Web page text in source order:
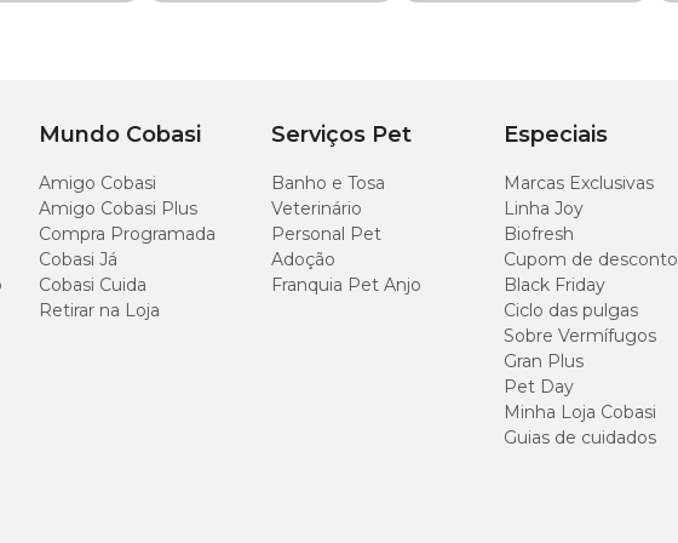
3 pipetas
sendo apresentado em um tubo que possui uma capacidade mínima de 6 mg de
sem que o local da aplicação seja massageado. Não aplique se houver rachaduras ou feridas
animal de estimação, consulte a bula do Revolution 12%
, e se ainda houver qualquer dúvida,
Mundo Cobasi
Amigo Cobasi
Amigo Cobasi Plus
Compra Programada
Cobasi Já
Cobasi Cuida
Retirar na Loja
Serviços Pet
Banho e Tosa
Veterinário
Personal Pet
Adoção
Franquia Pet Anjo
Especiais
Marcas Exclusivas
Linha Joy
Biofresh
Cupom de desconto
Black Friday
Ciclo das pulgas
Sobre Vermífugos
Gran Plus
Pet Day
Minha Loja Cobasi
Guias de cuidados